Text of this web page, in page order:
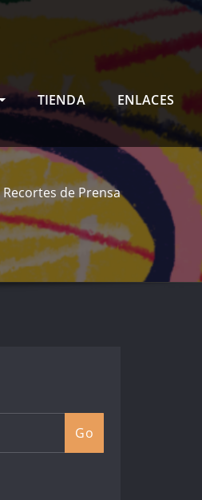
TIENDA ENLACES
Recortes de Prensa
Go